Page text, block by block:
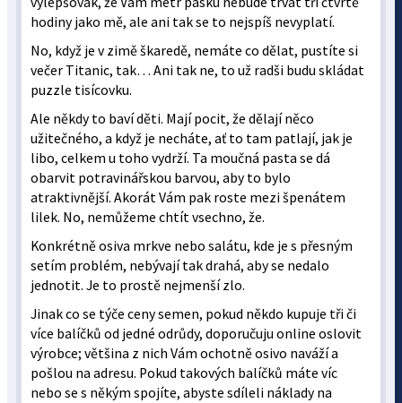
hodiny jako mě, ale ani tak se to nejspíš nevyplatí.
No, když je v zimě škaredě, nemáte co dělat, pustíte si
večer Titanic, tak… Ani tak ne, to už radši budu skládat
puzzle tisícovku.
Ale někdy to baví děti. Mají pocit, že dělají něco
užitečného, a když je necháte, ať to tam patlají, jak je
libo, celkem u toho vydrží. Ta moučná pasta se dá
obarvit potravinářskou barvou, aby to bylo
atraktivnější. Akorát Vám pak roste mezi špenátem
lilek. No, nemůžeme chtít vsechno, že.
Konkrétně osiva mrkve nebo salátu, kde je s přesným
setím problém, nebývají tak drahá, aby se nedalo
jednotit. Je to prostě nejmenší zlo.
Jinak co se týče ceny semen, pokud někdo kupuje tři či
více balíčků od jedné odrůdy, doporučuju online oslovit
výrobce; většina z nich Vám ochotně osivo naváží a
pošlou na adresu. Pokud takových balíčků máte víc
nebo se s někým spojíte, abyste sdíleli náklady na